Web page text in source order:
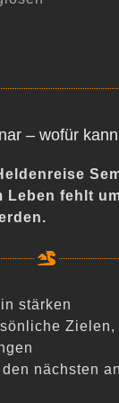
– wofür
Leben fehlt
stärken
Zielen,
nächsten